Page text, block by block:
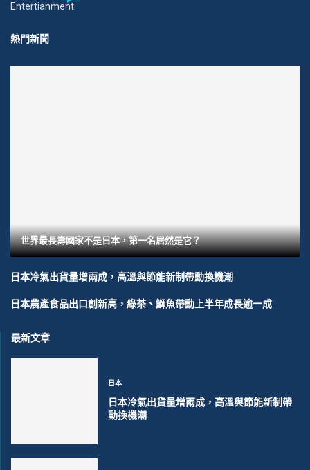
Entertianment
熱門新聞
世界最長壽國家不是日本，第一名居然是它？
日本冷氣出貨量增兩成，高溫與節能新制帶動換機潮
日本農產食品出口創新高，綠茶、鰤魚帶動上半年成長逾一成
最新文章
日本
日本冷氣出貨量增兩成，高溫與節能新制帶
動換機潮